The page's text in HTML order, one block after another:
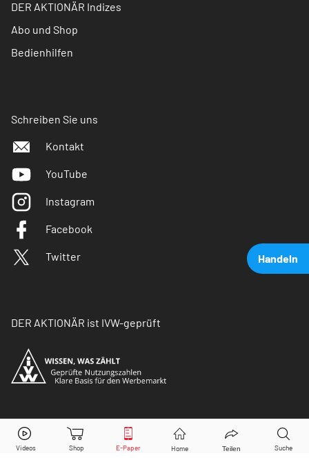
Handeln
NioAktie jetzt handeln?
DER AKTIONÄR Indizes
Abo und Shop
Bedienhilfen
Schreiben Sie uns
Kontakt
YouTube
Instagram
Facebook
Twitter
DER AKTIONÄR ist IVW-geprüft
© Copyright 2026 Börsenmedien AG. Alle Rechte